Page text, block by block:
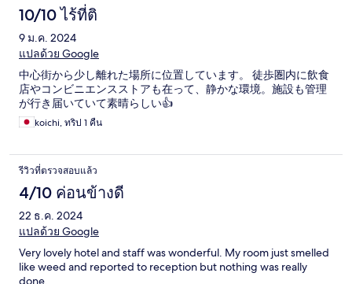
10/10 ไร้ที่ติ
9 ม.ค. 2024
แปลด้วย Google
中心街から少し離れた場所に位置しています。 徒歩圏内に飲食
店やコンビニエンスストアも在って、静かな環境。施設も管理
が行き届いていて素晴らしい👍
koichi, ทริป 1 คืน
รีวิวที่ตรวจสอบแล้ว
4/10 ค่อนข้างดี
22 ธ.ค. 2024
แปลด้วย Google
Very lovely hotel and staff was wonderful. My room just smelled
like weed and reported to reception but nothing was really
done.